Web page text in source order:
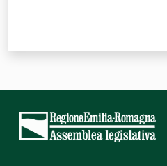
Assemblea
Assemblea